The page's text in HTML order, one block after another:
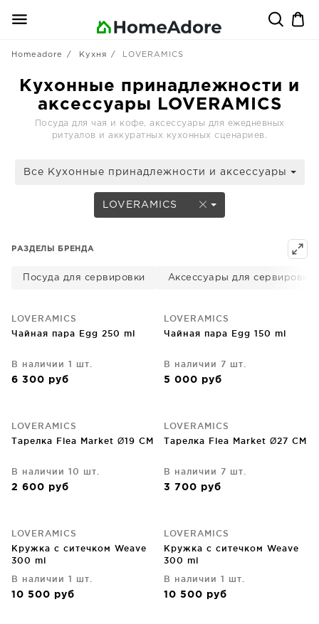
Homeadore Кухня LOVERAMICS
Кухонные принадлежности и
аксессуары LOVERAMICS
Посуда для чая и кофе, аксессуары для ежедневных
ритуалов и аккуратных кухонных сценариев.
Все Кухонные принадлежности и аксессуары
LOVERAMICS
РАЗДЕЛЫ БРЕНДА
Посуда для сервировки Аксессуары для сервировки
LOVERAMICS
Чайная пара Egg 250 ml
В наличии 1 шт.
6 300 руб
LOVERAMICS
Чайная пара Egg 150 ml
В наличии 7 шт.
5 000 руб
LOVERAMICS
Тарелка Flea Market Ø19 CM
В наличии 10 шт.
2 600 руб
LOVERAMICS
Тарелка Flea Market Ø27 CM
В наличии 7 шт.
3 700 руб
LOVERAMICS
Кружка с ситечком Weave
300 ml
В наличии 1 шт.
10 500 руб
LOVERAMICS
Кружка с ситечком Weave
300 ml
В наличии 1 шт.
10 500 руб